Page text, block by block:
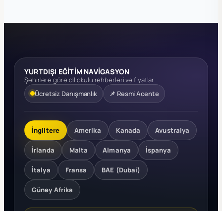
YURTDIŞI EĞİTİM NAVİGASYON
Şehirlere göre dil okulu rehberleri ve fiyatlar
Ücretsiz Danışmanlık
📌 Resmi Acente
İngiltere Amerika Kanada Avustralya
İrlanda Malta Almanya İspanya
İtalya Fransa BAE (Dubai)
Güney Afrika